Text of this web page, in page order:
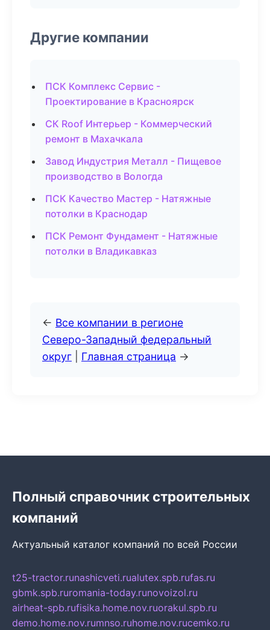
Другие компании
ПСК Комплекс Сервис -
Проектирование в Красноярск
СК Roof Интерьер - Коммерческий
ремонт в Махачкала
Завод Индустрия Металл - Пищевое
производство в Вологда
ПСК Качество Мастер - Натяжные
потолки в Краснодар
ПСК Ремонт Фундамент - Натяжные
потолки в Владикавказ
← Все компании в регионе
Северо-Западный федеральный
округ
Главная страница →
Полный справочник строительных
компаний
Актуальный каталог компаний по всей России
t25-tractor.runashicveti.rualutex.spb.rufas.ru
gbmk.spb.ruromania-today.runovoizol.ru
airheat-spb.rufisika.home.nov.ruorakul.spb.ru
demo.home.nov.rumnso.ruhome.nov.rucemko.ru